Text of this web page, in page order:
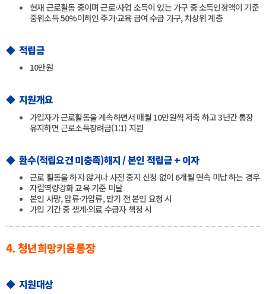
현재 근로활동 중이며 근로·사업 소득이 있는 가구 중 소득인정액이 기준
중위소득 50%이하인 주거·교육 급여 수급 가구, 차상위 계층
◆ 적립금
10만원
◆ 지원개요
가입자가 근로활동을 계속하면서 매월 10만원씩 저축 하고 3년간 통장
유지하면 근로소득장려금(1:1) 지원
◆ 환수(적립요건 미충족)해지 / 본인 적립금 + 이자
근로 활동을 하지 않거나 사전 중지 신청 없이 6개월 연속 미납 하는 경우
자립역량강화 교육 기준 미달
본인 사망, 압류·가압류, 만기 전 본인 요청 시
가입 기간 중 생계·의료 수급자 책정 시
4. 청년희망키움통장
◆ 지원대상